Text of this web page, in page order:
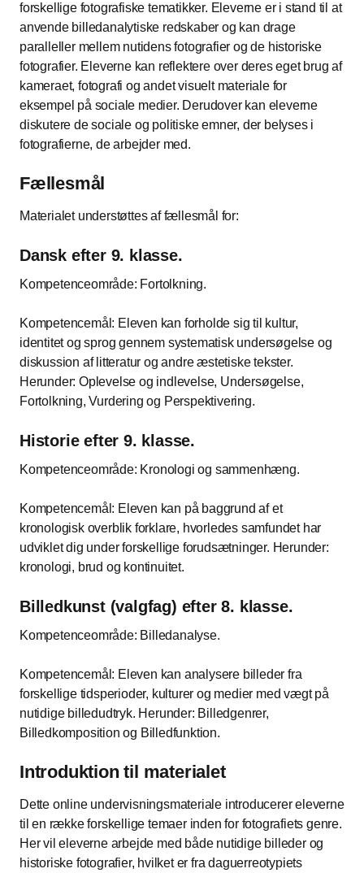
forskellige fotografiske tematikker. Eleverne er i stand til at
anvende billedanalytiske redskaber og kan drage
paralleller mellem nutidens fotografier og de historiske
fotografier. Eleverne kan reflektere over deres eget brug af
kameraet, fotografi og andet visuelt materiale for
eksempel på sociale medier. Derudover kan eleverne
diskutere de sociale og politiske emner, der belyses i
fotografierne, de arbejder med.
Fællesmål
Materialet understøttes af fællesmål for:
Dansk efter 9. klasse.
Kompetenceområde: Fortolkning.
Kompetencemål: Eleven kan forholde sig til kultur,
identitet og sprog gennem systematisk undersøgelse og
diskussion af litteratur og andre æstetiske tekster.
Herunder: Oplevelse og indlevelse, Undersøgelse,
Fortolkning, Vurdering og Perspektivering.
Historie efter 9. klasse.
Kompetenceområde: Kronologi og sammenhæng.
Kompetencemål: Eleven kan på baggrund af et
kronologisk overblik forklare, hvorledes samfundet har
udviklet dig under forskellige forudsætninger. Herunder:
kronologi, brud og kontinuitet.
Billedkunst (valgfag) efter 8. klasse.
Kompetenceområde: Billedanalyse.
Kompetencemål: Eleven kan analysere billeder fra
forskellige tidsperioder, kulturer og medier med vægt på
nutidige billedudtryk. Herunder: Billedgenrer,
Billedkomposition og Billedfunktion.
Introduktion til materialet
Dette online undervisningsmateriale introducerer eleverne
til en række forskellige temaer inden for fotografiets genre.
Her vil eleverne arbejde med både nutidige billeder og
historiske fotografier, hvilket er fra daguerreotypiets